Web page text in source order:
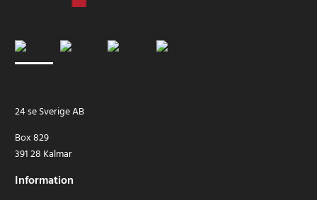
24 se Sverige AB
Box 829
391 28 Kalmar
Information